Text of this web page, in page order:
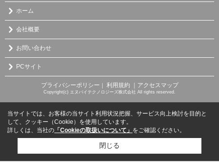
ホーム
会社概要
お問い合わせ
PCサイト
プライバシーポリシー ｜ 利用規約 ｜アクセスマップ
Copyright(c) エヌバイテクノロジーズ株式会社 All rights reserved.
当サイトでは、お客様の当サイト利用状況把握、サービス向上検討を目的と
して、クッキー（Cookie）を使用しています。
詳しくは、当社の 「Cookieの取扱いについて」 をご確認ください。
閉じる